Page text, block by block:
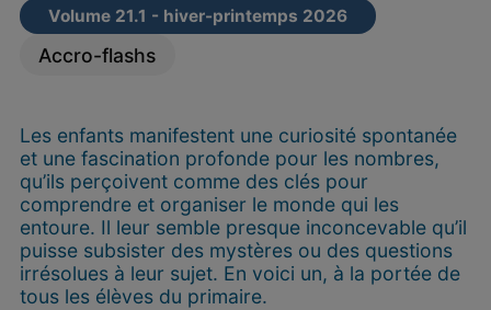
Volume 21.1 - hiver-printemps 2026
Accro-flashs
Les enfants manifestent une curiosité spontanée
et une fascination profonde pour les nombres,
qu’ils perçoivent comme des clés pour
comprendre et organiser le monde qui les
entoure. Il leur semble presque inconcevable qu’il
puisse subsister des mystères ou des questions
irrésolues à leur sujet. En voici un, à la portée de
tous les élèves du primaire.